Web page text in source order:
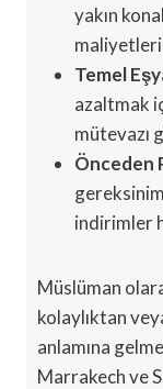
yakın
Temel
azaltmak
mütevazı
Önceden
indirimler
Müslüman
kolaylıktan
anlamına
Marrakech ve